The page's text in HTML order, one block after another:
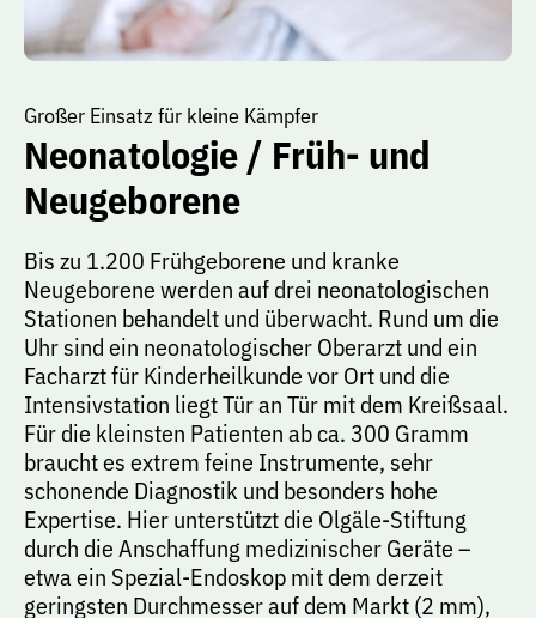
Großer Einsatz für kleine Kämpfer
Neonatologie / Früh- und
Neugeborene
Bis zu 1.200 Frühgeborene und kranke
Neugeborene werden auf drei neonatologischen
Stationen behandelt und überwacht. Rund um die
Uhr sind ein neonatologischer Oberarzt und ein
Facharzt für Kinderheilkunde vor Ort und die
Intensivstation liegt Tür an Tür mit dem Kreißsaal.
Für die kleinsten Patienten ab ca. 300 Gramm
braucht es extrem feine Instrumente, sehr
schonende Diagnostik und besonders hohe
Expertise. Hier unterstützt die Olgäle-Stiftung
durch die Anschaffung medizinischer Geräte –
etwa ein Spezial-Endoskop mit dem derzeit
geringsten Durchmesser auf dem Markt (2 mm),